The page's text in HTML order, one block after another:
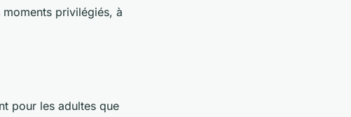
privilégiés, à
pour les adultes que